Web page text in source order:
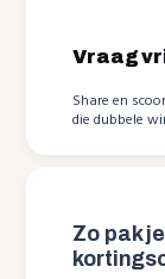
Vraag
Share en
die dubbele
Zo pak